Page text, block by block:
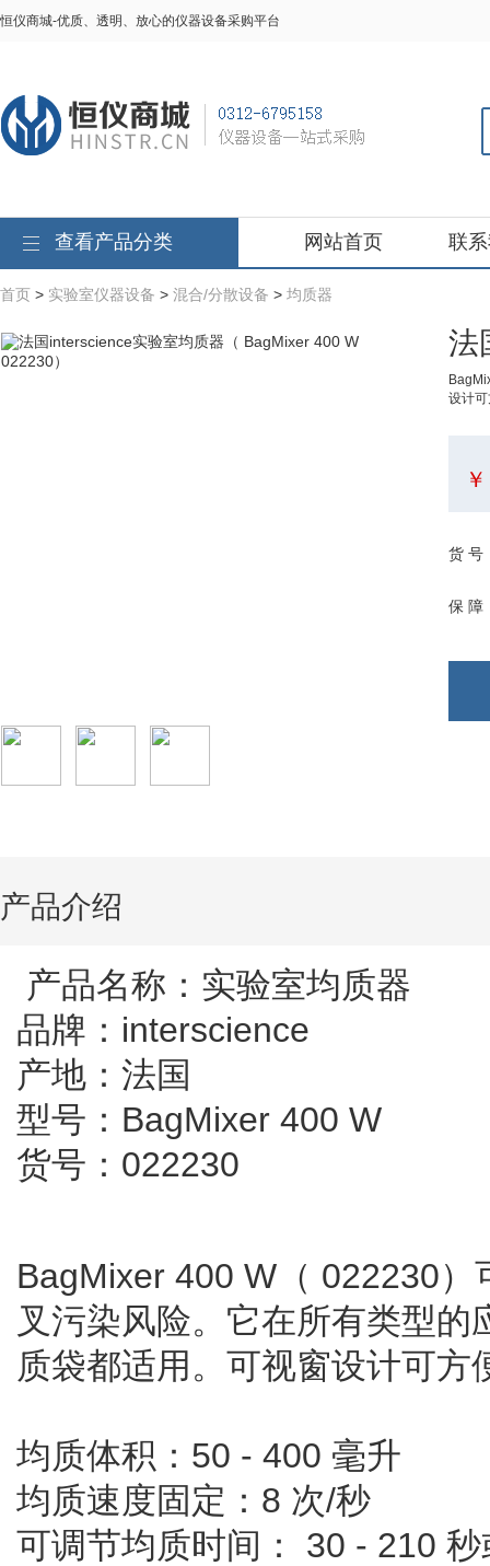
恒仪商城-优质、透明、放心的仪器设备采购平台
查看产品分类 网站首页 联
首页 > 实验室仪器设备 > 混合/分散设备 > 均质器
法
设计
￥
货 号
保 障
产品介绍
产品名称：实验室均质器
品牌：interscience
产地：法国
型号：BagMixer 400 W
货号：022230
BagMixer 400 W（ 022230
叉污染风险。它在所有类型
质袋都适用。可视窗设计可方
均质体积：50 - 400 毫升
均质速度固定：8 次/秒
可调节均质时间： 30 - 210